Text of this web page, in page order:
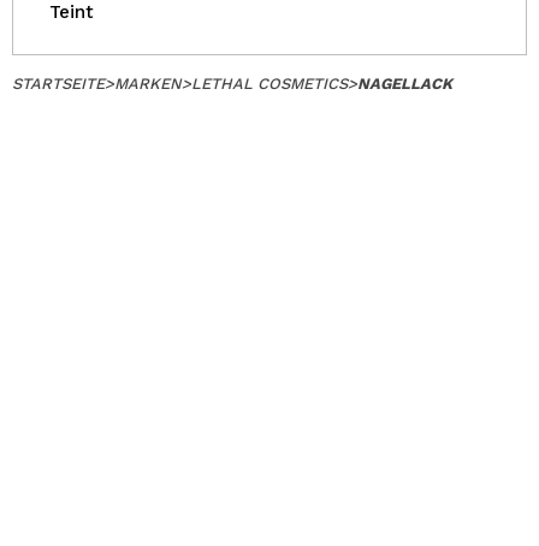
Teint
STARTSEITE>MARKEN>LETHAL COSMETICS>NAGELLACK